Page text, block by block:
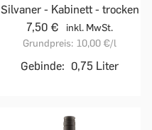
Silvaner - Kabinett - trocken
7,50 €
inkl. MwSt.
Grundpreis: 10,00 €/l
Gebinde: 0,75 Liter